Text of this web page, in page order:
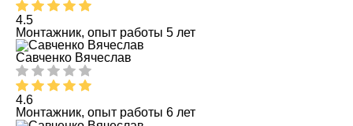
4.5
Монтажник, опыт работы 5 лет
Савченко Вячеслав
4.6
Монтажник, опыт работы 6 лет